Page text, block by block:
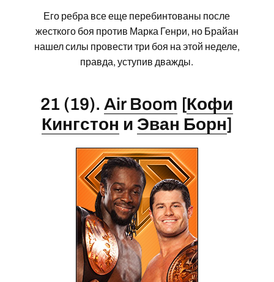
Его ребра все еще перебинтованы после
жесткого боя против Марка Генри, но Брайан
нашел силы провести три боя на этой неделе,
правда, уступив дважды.
21 (19).Air Boom [Кофи
Кингстон и Эван Борн]